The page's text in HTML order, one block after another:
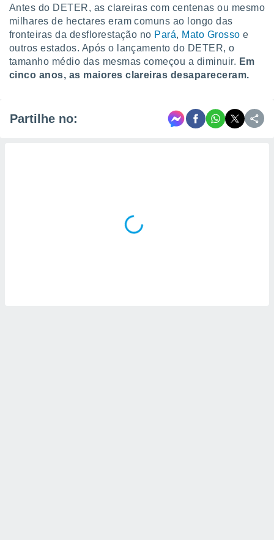
Antes do DETER, as clareiras com centenas ou mesmo
milhares de hectares eram comuns ao longo das
fronteiras da desflorestação no Pará, Mato Grosso e
outros estados. Após o lançamento do DETER, o
tamanho médio das mesmas começou a diminuir. Em
cinco anos, as maiores clareiras desapareceram.
Partilhe no: